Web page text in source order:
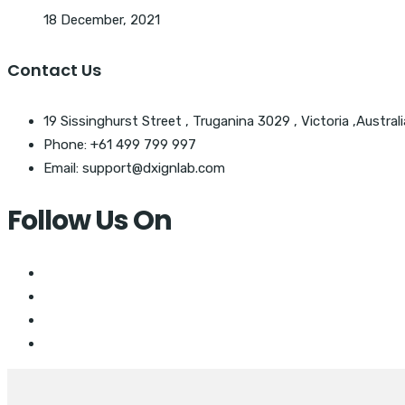
18 December, 2021
Contact Us
19 Sissinghurst Street , Truganina 3029 , Victoria
Phone: +61 499 799 997
Email: support@dxignlab.com
Follow Us On